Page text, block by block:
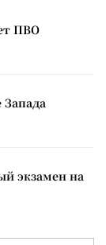
ПВО
экзамен на